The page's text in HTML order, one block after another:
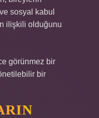
sosyal kabul
ilişkili olduğunu
görünmez bir
bir